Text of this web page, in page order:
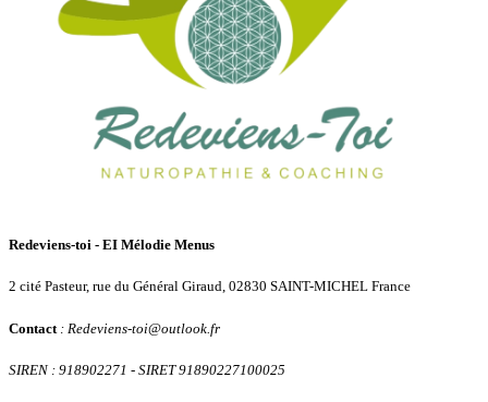
Redeviens-toi - EI Mélodie Menus
2 cité Pasteur, rue du Général Giraud, 02830 SAINT-MICHEL France
Contact : Redeviens-toi@outlook.fr
SIREN : 918902271 - SIRET 91890227100025